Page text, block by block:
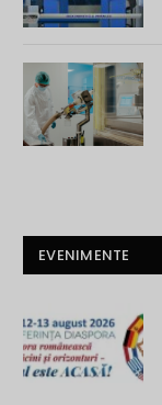
EVENIMENTE